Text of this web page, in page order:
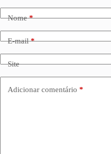
Nome*
E-mail*
Site
Adicionar comentário *